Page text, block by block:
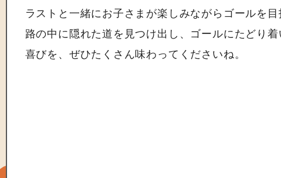
ラストと一緒にお子さまが楽しみながらゴールを
路の中に隠れた道を見つけ出し、ゴールにたどり
喜びを、ぜひたくさん味わってくださいね。